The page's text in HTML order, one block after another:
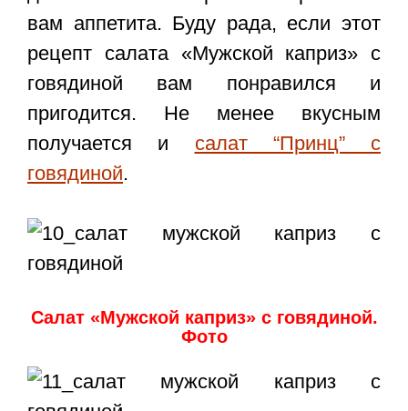
вам аппетита. Буду рада, если этот
рецепт салата «Мужской каприз» с
говядиной вам понравился и
пригодится. Не менее вкусным
получается и салат “Принц” с
говядиной.
Салат «Мужской каприз» с говядиной.
Фото